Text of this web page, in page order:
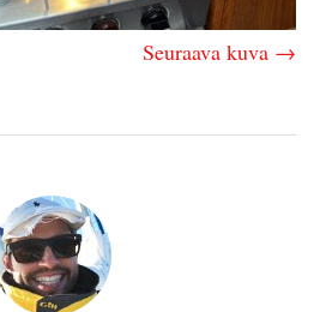
Seuraava kuva →